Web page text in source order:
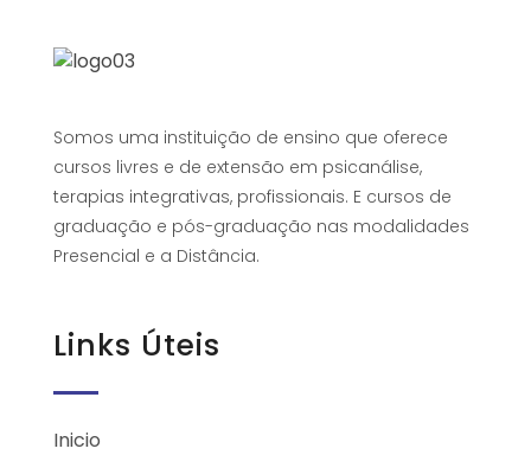
Somos uma instituição de ensino que oferece
cursos livres e de extensão em psicanálise,
terapias integrativas, profissionais. E cursos de
graduação e pós-graduação nas modalidades
Presencial e a Distância.
Links Úteis
Inicio